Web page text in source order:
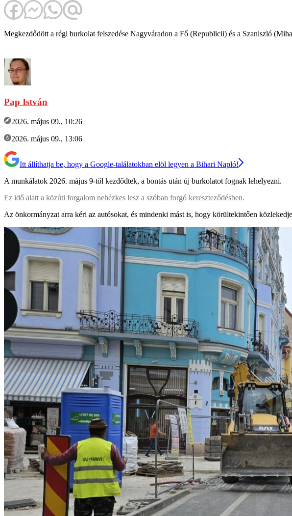
Megkezdődött a régi burkolat felszedése Nagyváradon a Fő (Republicii) és a Szaniszló
Pap István
2026. május 09., 10:26
2026. május 09., 13:06
Itt állíthatja be, hogy a Google-találatokban elöl legyen a Bihari Napló!
A munkálatok 2026. május 9-től kezdődtek, a bontás után új burkolatot fognak lehelyezni.
Ez idő alatt a közúti forgalom nehézkes lesz a szóban forgó kereszteződésben.
Az önkormányzat arra kéri az autósokat, és mindenki mást is, hogy körültekintően